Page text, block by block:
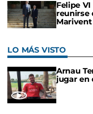
Felipe
reunirse
Marivent
LO MÁS VISTO
Arnau
jugar en